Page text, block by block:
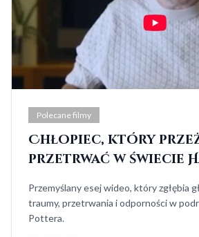
Polecane filmy
Chłopiec, który
przetrwać w świecie
Przemyślany esej wideo, który zgłębia
traumy, przetrwania i odporności w
Pottera.